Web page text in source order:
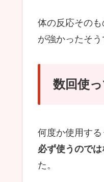
体の反応その
が強かったそう
数回使
何度か使用す
必ず使うので
た。